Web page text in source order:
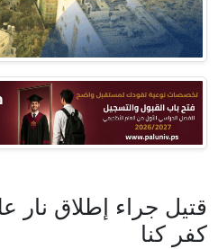
قتيل جراء إطلاق نار
كفر كنا